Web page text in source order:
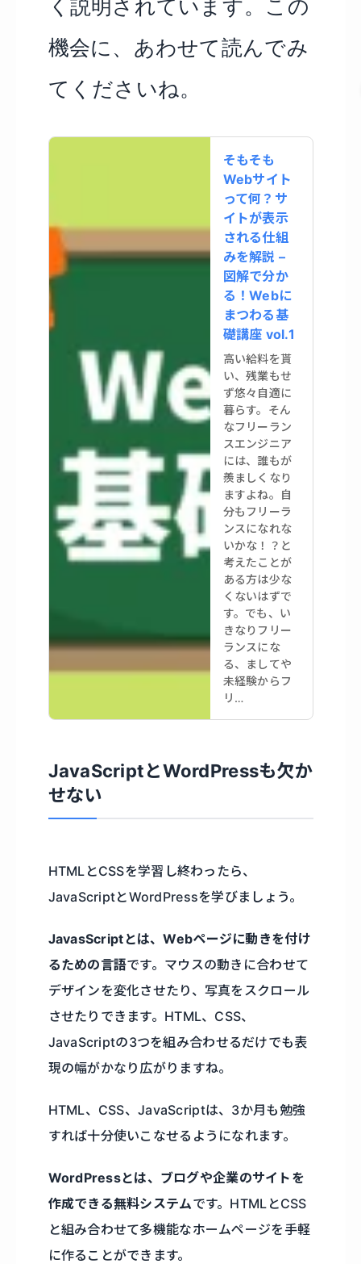
く説明されています。この
機会に、あわせて読んでみ
てくださいね。
そもそも
Webサイト
って何？サ
イトが表示
される仕組
みを解説 –
図解で分か
る！Webに
まつわる基
礎講座 vol.1
高い給料を貰
い、残業もせ
ず悠々自適に
暮らす。そん
なフリーラン
スエンジニア
には、誰もが
羨ましくなり
ますよね。自
分もフリーラ
ンスになれな
いかな！？と
考えたことが
ある方は少な
くないはずで
す。でも、い
きなりフリー
ランスにな
る、ましてや
未経験からフ
リ…
JavaScriptとWordPressも欠か
せない
HTMLとCSSを学習し終わったら、
JavaScriptとWordPressを学びましょう。
JavasScriptとは、Webページに動きを付け
るための言語です。マウスの動きに合わせて
デザインを変化させたり、写真をスクロール
させたりできます。HTML、CSS、
JavaScriptの3つを組み合わせるだけでも表
現の幅がかなり広がりますね。
HTML、CSS、JavaScriptは、3か月も勉強
すれば十分使いこなせるようになれます。
WordPressとは、ブログや企業のサイトを
作成できる無料システムです。HTMLとCSS
と組み合わせて多機能なホームページを手軽
に作ることができます。